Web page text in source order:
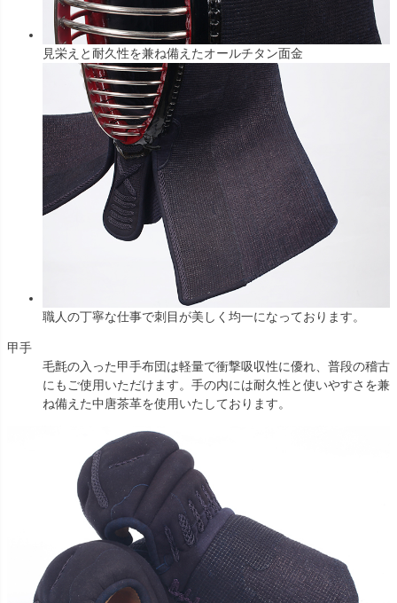
見栄えと耐久性を兼ね備えたオールチタン面金
職人の丁寧な仕事で刺目が美しく均一になっております。
甲手
毛氈の入った甲手布団は軽量で衝撃吸収性に優れ、普段の稽古
にもご使用いただけます。手の内には耐久性と使いやすさを兼
ね備えた中唐茶革を使用いたしております。